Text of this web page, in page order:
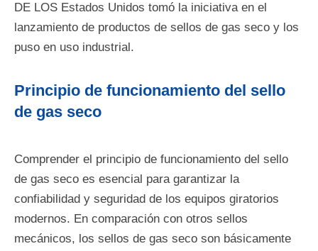
DE LOS Estados Unidos tomó la iniciativa en el
lanzamiento de productos de sellos de gas seco y los
puso en uso industrial.
Principio de funcionamiento del sello
de gas seco
Comprender el principio de funcionamiento del sello
de gas seco es esencial para garantizar la
confiabilidad y seguridad de los equipos giratorios
modernos. En comparación con otros sellos
mecánicos, los sellos de gas seco son básicamente